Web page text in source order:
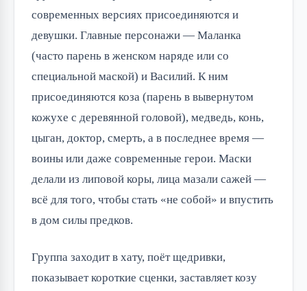
современных версиях присоединяются и
девушки. Главные персонажи — Маланка
(часто парень в женском наряде или со
специальной маской) и Василий. К ним
присоединяются коза (парень в вывернутом
кожухе с деревянной головой), медведь, конь,
цыган, доктор, смерть, а в последнее время —
воины или даже современные герои. Маски
делали из липовой коры, лица мазали сажей —
всё для того, чтобы стать «не собой» и впустить
в дом силы предков.
Группа заходит в хату, поёт щедривки,
показывает короткие сценки, заставляет козу